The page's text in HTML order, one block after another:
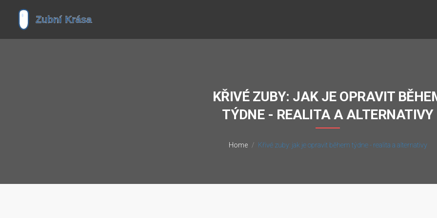
KŘIVÉ ZUBY: JAK JE OPRAVIT
TÝDNE - REALITA A ALTERNATIVY
Home Křivé zuby: jak je opravit během týdne - realita a alternativy